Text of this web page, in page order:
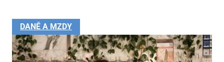
DANĚ A MZDY